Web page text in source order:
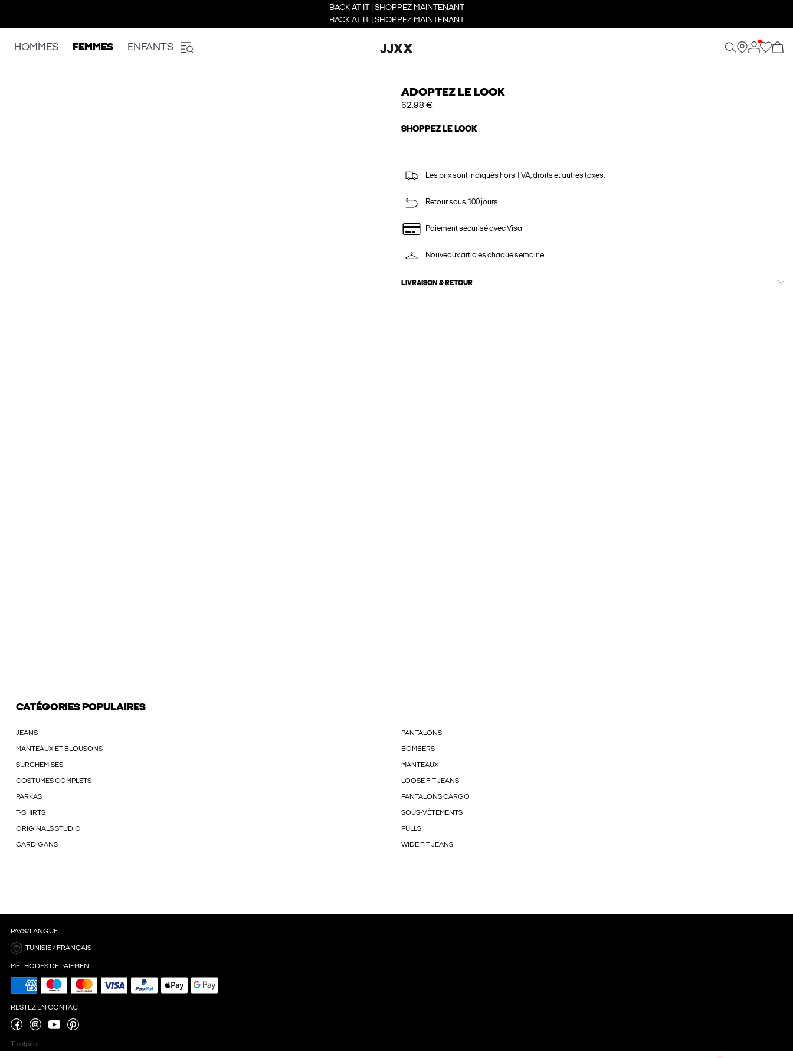
BACK AT IT | SHOPPEZ MAINTENANT
BACK AT IT | SHOPPEZ MAINTENANT
HOMMES FEMMES ENFANTS
ADOPTEZ LE LOOK
62.98 €
SHOPPEZ LE LOOK
Les prix sont indiqués hors TVA, droits et autres taxes.
Retour sous 100 jours
Paiement sécurisé avec Visa
Nouveaux articles chaque semaine
LIVRAISON & RETOUR
CATÉGORIES POPULAIRES
JEANS PANTALONS
MANTEAUX ET BLOUSONS BOMBERS
SURCHEMISES MANTEAUX
COSTUMES COMPLETS LOOSE FIT JEANS
PARKAS PANTALONS CARGO
T-SHIRTS SOUS-VÊTEMENTS
ORIGINALS STUDIO PULLS
CARDIGANS WIDE FIT JEANS
PAYS/LANGUE
TUNISIE / FRANÇAIS
MÉTHODES DE PAIEMENT
RESTEZ EN CONTACT
Trustpilot